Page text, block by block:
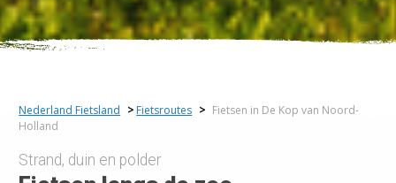
Nederland Fietsland > Fietsroutes > Fietsen in De Kop van Noord-
Holland
Strand, duin en polder